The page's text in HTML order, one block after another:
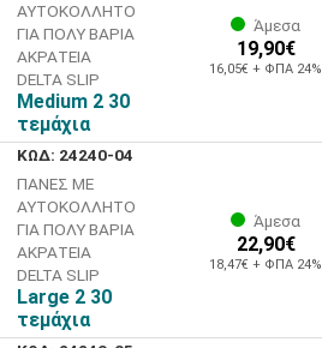
ΑΥΤΟΚΟΛΛΗΤΟ
ΓΙΑ ΠΟΛΥ ΒΑΡΙΑ
ΑΚΡΑΤΕΙΑ
DELTA SLIP
Medium 2 30
τεμάχια
Άμεσα
19,90€
16,05€ + ΦΠΑ 24%
ΚΩΔ: 24240-04
ΠΑΝΕΣ ΜΕ
ΑΥΤΟΚΟΛΛΗΤΟ
ΓΙΑ ΠΟΛΥ ΒΑΡΙΑ
ΑΚΡΑΤΕΙΑ
DELTA SLIP
Large 2 30
τεμάχια
Άμεσα
22,90€
18,47€ + ΦΠΑ 24%